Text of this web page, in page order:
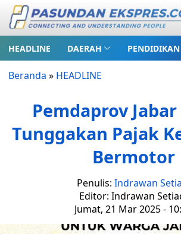
HEADLINE DAERAH PENDIDIKAN
Beranda » HEADLINE
Pemdaprov
Tunggakan Pajak
Bermotor
Penulis: Indrawan
Editor: Indrawan
Jumat, 21 Mar 2025 -